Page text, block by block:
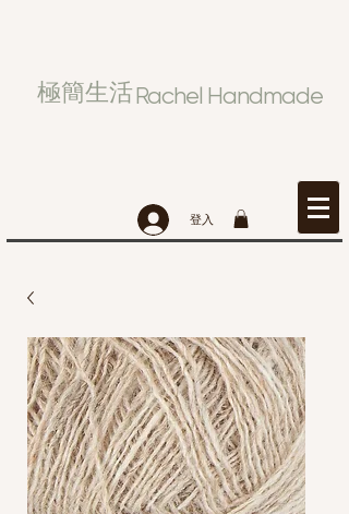
極簡生活Rachel Handmade
登入